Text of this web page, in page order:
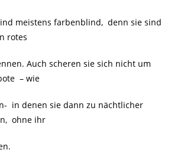
meistens farbenblind, denn sie sind
rotes
Auch scheren sie sich nicht um
– wie
in denen sie dann zu nächtlicher
ohne ihr